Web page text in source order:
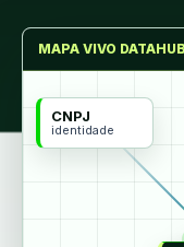
MAPA VIVO DATAHUB
CNPJ
identidade